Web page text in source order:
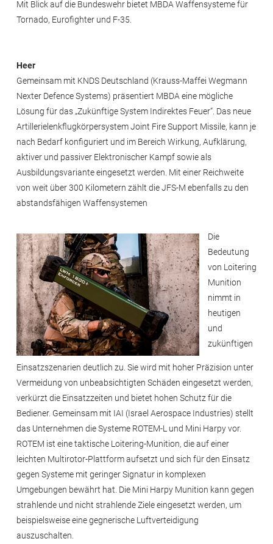
Mit Blick auf die Bundeswehr bietet MBDA Waffensysteme für
Tornado, Eurofighter und F-35.
Heer
Gemeinsam mit KNDS Deutschland (Krauss-Maffei Wegmann
Nexter Defence Systems) präsentiert MBDA eine mögliche
Lösung für das „Zukünftige System Indirektes Feuer“. Das neue
Artillerielenkflugkörpersystem Joint Fire Support Missile, kann je
nach Bedarf konfiguriert und im Bereich Wirkung, Aufklärung,
aktiver und passiver Elektronischer Kampf sowie als
Ausbildungsvariante eingesetzt werden. Mit einer Reichweite
von weit über 300 Kilometern zählt die JFS-M ebenfalls zu den
abstandsfähigen Waffensystemen
Die
Bedeutung
von Loitering
Munition
nimmt in
heutigen
und
zukünftigen
Einsatzszenarien deutlich zu. Sie wird mit hoher Präzision unter
Vermeidung von unbeabsichtigten Schäden eingesetzt werden,
verkürzt die Einsatzzeiten und bietet hohen Schutz für die
Bediener. Gemeinsam mit IAI (Israel Aerospace Industries) stellt
das Unternehmen die Systeme ROTEM-L und Mini Harpy vor.
ROTEM ist eine taktische Loitering-Munition, die auf einer
leichten Multirotor-Plattform aufsetzt und sich für den Einsatz
gegen Systeme mit geringer Signatur in komplexen
Umgebungen bewährt hat. Die Mini Harpy Munition kann gegen
strahlende und nicht strahlende Ziele eingesetzt werden, um
beispielsweise eine gegnerische Luftverteidigung
auszuschalten.